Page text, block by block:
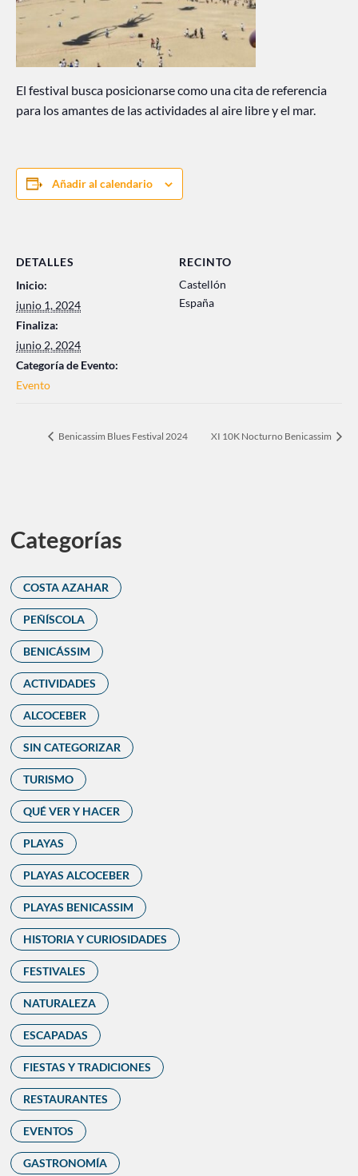
El festival busca posicionarse como una cita de referencia
para los amantes de las actividades al aire libre y el mar.
Añadir al calendario
DETALLES
Inicio:
junio 1, 2024
Finaliza:
junio 2, 2024
Categoría de Evento:
Evento
RECINTO
Castellón
España
Benicassim Blues Festival 2024 XI 10K Nocturno Benicassim
Categorías
COSTA AZAHAR
PEÑÍSCOLA
BENICÁSSIM
ACTIVIDADES
ALCOCEBER
SIN CATEGORIZAR
TURISMO
QUÉ VER Y HACER
PLAYAS
PLAYAS ALCOCEBER
PLAYAS BENICASSIM
HISTORIA Y CURIOSIDADES
FESTIVALES
NATURALEZA
ESCAPADAS
FIESTAS Y TRADICIONES
RESTAURANTES
EVENTOS
GASTRONOMÍA